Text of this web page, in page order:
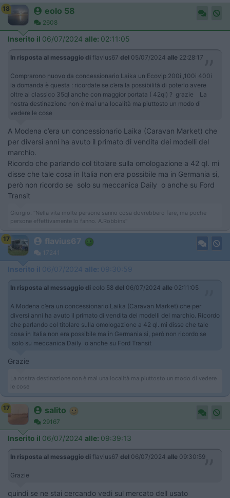
18 eolo 58
2608
Inserito il 06/07/2024 alle: 02:11:05
In risposta al messaggio di flavius67 del 05/07/2024 alle 22:28:17
Comprarono nuovo da concessionario Laika un Ecovip 200i ,100i 400i
la domanda è questa : ricordate se c’era la possibilità di poterlo avere
oltre al classico 35ql anche con maggior portata ( 42ql) ? grazie La
nostra destinazione non è mai una località ma piuttosto un modo di
vedere le cose
A Modena c’era un concessionario Laika (Caravan Market) che
per diversi anni ha avuto il primato di vendita dei modelli del
marchio.
Ricordo che parlando col titolare sulla omologazione a 42 ql. mi
disse che tale cosa in Italia non era possibile ma in Germania si,
però non ricordo se solo su meccanica Daily o anche su Ford
Transit
Giorgio. "Nella vita molte persone sanno cosa dovrebbero fare, ma poche
persone effettivamente lo fanno. A.Robbins"
17 flavius67
17241
Inserito il 06/07/2024 alle: 09:30:59
In risposta al messaggio di eolo 58 del 06/07/2024 alle 02:11:05
A Modena c’era un concessionario Laika (Caravan Market) che per
diversi anni ha avuto il primato di vendita dei modelli del marchio. Ricordo
che parlando col titolare sulla omologazione a 42 ql. mi disse che tale
cosa in Italia non era possibile ma in Germania si, però non ricordo se
solo su meccanica Daily o anche su Ford Transit
Grazie
La nostra destinazione non è mai una località ma piuttosto un modo di vedere
le cose
17 salito
29167
Inserito il 06/07/2024 alle: 09:39:13
In risposta al messaggio di flavius67 del 06/07/2024 alle 09:30:59
Grazie
quindi se ne stai cercando vedi sul mercato dell usato